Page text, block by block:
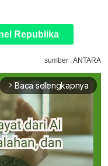
Republika
sumber : ANTARA
arrow_forward_ios Baca selengkapnya